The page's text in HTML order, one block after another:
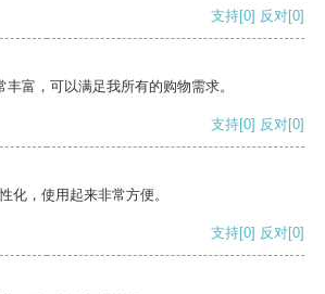
支持[0] 反对[0]
富，可以满足我所有的购物需求。
支持[0] 反对[0]
化，使用起来非常方便。
支持[0] 反对[0]